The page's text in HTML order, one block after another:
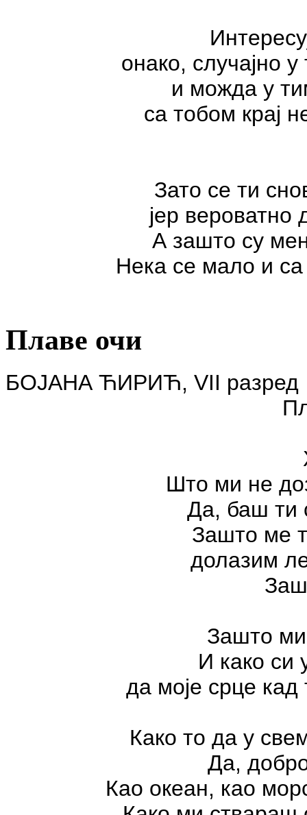
онако, случајно
и можда у
са тобом крај
Зато се ти
јер
А зашто су
Нека се мало и
Плаве очи
БОЈАНА ЋИРИЋ, VII разред
Што ми не
Да, баш ти
Зашто ме
долазим
Зашто
И како си
да моје срце
Како то да у
Да,
Као океан, као